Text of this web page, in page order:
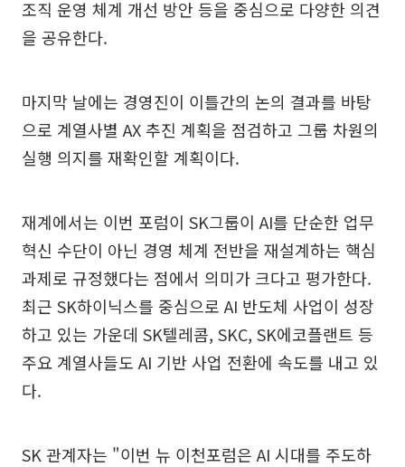
조직 운영 체계 개선 방안 등을 중심으로 다양한 의견
을 공유한다.
마지막 날에는 경영진이 이틀간의 논의 결과를 바탕
으로 계열사별 AX 추진 계획을 점검하고 그룹 차원의
실행 의지를 재확인할 계획이다.
재계에서는 이번 포럼이 SK그룹이 AI를 단순한 업무
혁신 수단이 아닌 경영 체계 전반을 재설계하는 핵심
과제로 규정했다는 점에서 의미가 크다고 평가한다.
최근 SK하이닉스를 중심으로 AI 반도체 사업이 성장
하고 있는 가운데 SK텔레콤, SKC, SK에코플랜트 등
주요 계열사들도 AI 기반 사업 전환에 속도를 내고 있
다.
SK 관계자는 "이번 뉴 이천포럼은 AI 시대를 주도하